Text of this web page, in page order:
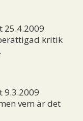
kritik
9.3.2009
vem är det